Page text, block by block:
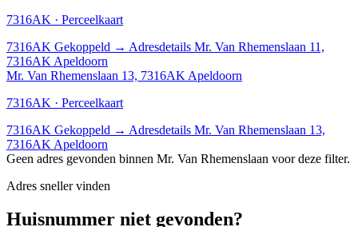
7316AK · Perceelkaart
7316AK Gekoppeld → Adresdetails Mr. Van Rhemenslaan 11,
7316AK Apeldoorn
Mr. Van Rhemenslaan 13, 7316AK Apeldoorn
7316AK · Perceelkaart
7316AK Gekoppeld → Adresdetails Mr. Van Rhemenslaan 13,
7316AK Apeldoorn
Geen adres gevonden binnen Mr. Van Rhemenslaan voor deze filter.
Adres sneller vinden
Huisnummer niet gevonden?